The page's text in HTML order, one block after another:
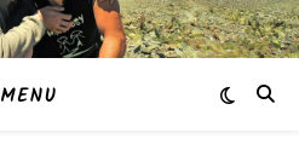
MENU